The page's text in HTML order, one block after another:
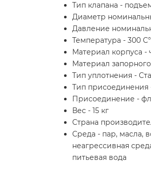
Тип клапана -
Диаметр
Давление
Температура - 300 С°
Материал корпуса -
Материал
Тип уплотнения -
Тип
Присоединение -
Вес - 15 кг
Страна
Среда - пар, масла,
неагрессивная
питьевая вода